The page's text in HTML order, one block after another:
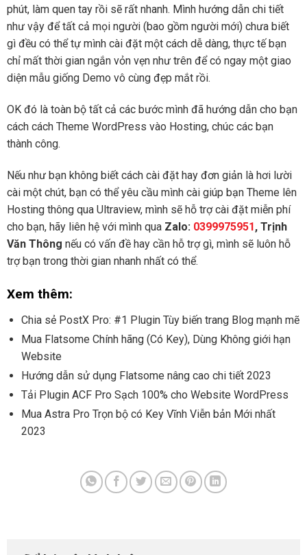
phút, làm quen tay rồi sẽ rất nhanh. Mình hướng dẫn chi tiết
như vậy để tất cả mọi người (bao gồm người mới) chưa biết
gì đều có thể tự mình cài đặt một cách dễ dàng, thực tế bạn
chỉ mất thời gian ngắn vỏn vẹn như trên để có ngay một giao
diện mẫu giống Demo vô cùng đẹp mắt rồi.
OK đó là toàn bộ tất cả các bước mình đã hướng dẫn cho bạn
cách cách Theme WordPress vào Hosting, chúc các bạn
thành công.
Nếu như bạn không biết cách cài đặt hay đơn giản là hơi lười
cài một chút, bạn có thể yêu cầu mình cài giúp bạn Theme lên
Hosting thông qua Ultraview, mình sẽ hỗ trợ cài đặt miễn phí
cho bạn, hãy liên hệ với mình qua Zalo: 0399975951, Trịnh
Văn Thông nếu có vấn đề hay cần hỗ trợ gì, mình sẽ luôn hỗ
trợ bạn trong thời gian nhanh nhất có thể.
Xem thêm:
Chia sẻ PostX Pro: #1 Plugin Tùy biến trang Blog mạnh mẽ
Mua Flatsome Chính hãng (Có Key), Dùng Không giới hạn
Website
Hướng dẫn sử dụng Flatsome nâng cao chi tiết 2023
Tải Plugin ACF Pro Sạch 100% cho Website WordPress
Mua Astra Pro Trọn bộ có Key Vĩnh Viễn bản Mới nhất
2023